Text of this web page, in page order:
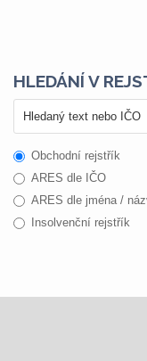
HLEDÁNÍ V
Obchodní rejstřík
ARES dle IČO
ARES dle jména /
Insolvenční rejstřík